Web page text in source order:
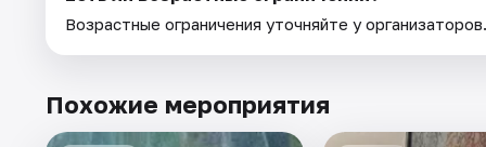
Возрастные ограничения уточняйте у организаторов.
Похожие мероприятия